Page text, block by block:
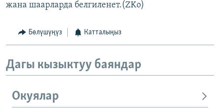
жана шаарларда белгиленет.(ZKo)
Бөлүшүңүз Катталыңыз
Дагы кызыктуу баяндар
Окуялар